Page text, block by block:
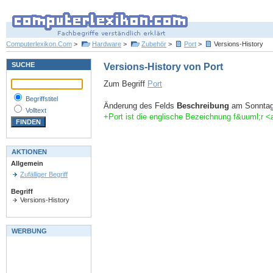
Computerlexikon.Com > Hardware > Zubehör > Port > Versions-History
Versions-History von Port
Zum Begriff Port
Änderung des Felds Beschreibung am
+Port ist die englische Bezeichnung f&uuml;r
SUCHE
Begriffstitel
Volltext
AKTIONEN
Allgemein
Zufälliger Begriff
Begriff
Versions-History
WERBUNG